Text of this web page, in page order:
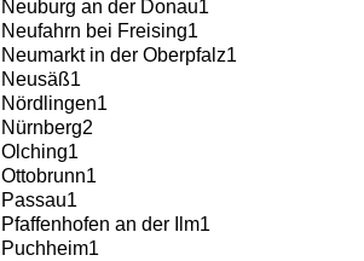
Neuburg an der Donau1
Neufahrn bei Freising1
Neumarkt in der Oberpfalz1
Neusäß1
Nördlingen1
Nürnberg2
Olching1
Ottobrunn1
Passau1
Pfaffenhofen an der Ilm1
Puchheim1